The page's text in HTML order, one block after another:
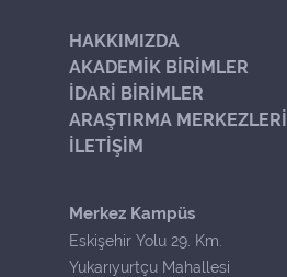
HAKKIMIZDA
AKADEMİK BİRİMLER
İDARİ BİRİMLER
ARAŞTIRMA MERKEZLERİ
İLETİŞİM
Merkez Kampüs
Eskişehir Yolu 29. Km.
Yukarıyurtçu Mahallesi